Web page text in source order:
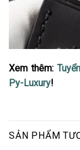
Xem thêm:
Py-Luxury!
SẢN PHẨM